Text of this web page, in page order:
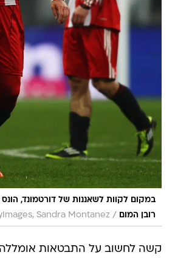
במקום לקוות לשאננות של דורטמונד,
רובן המום
/
Sandra Montanez
קשה לחשוב על התבטאות אומללה